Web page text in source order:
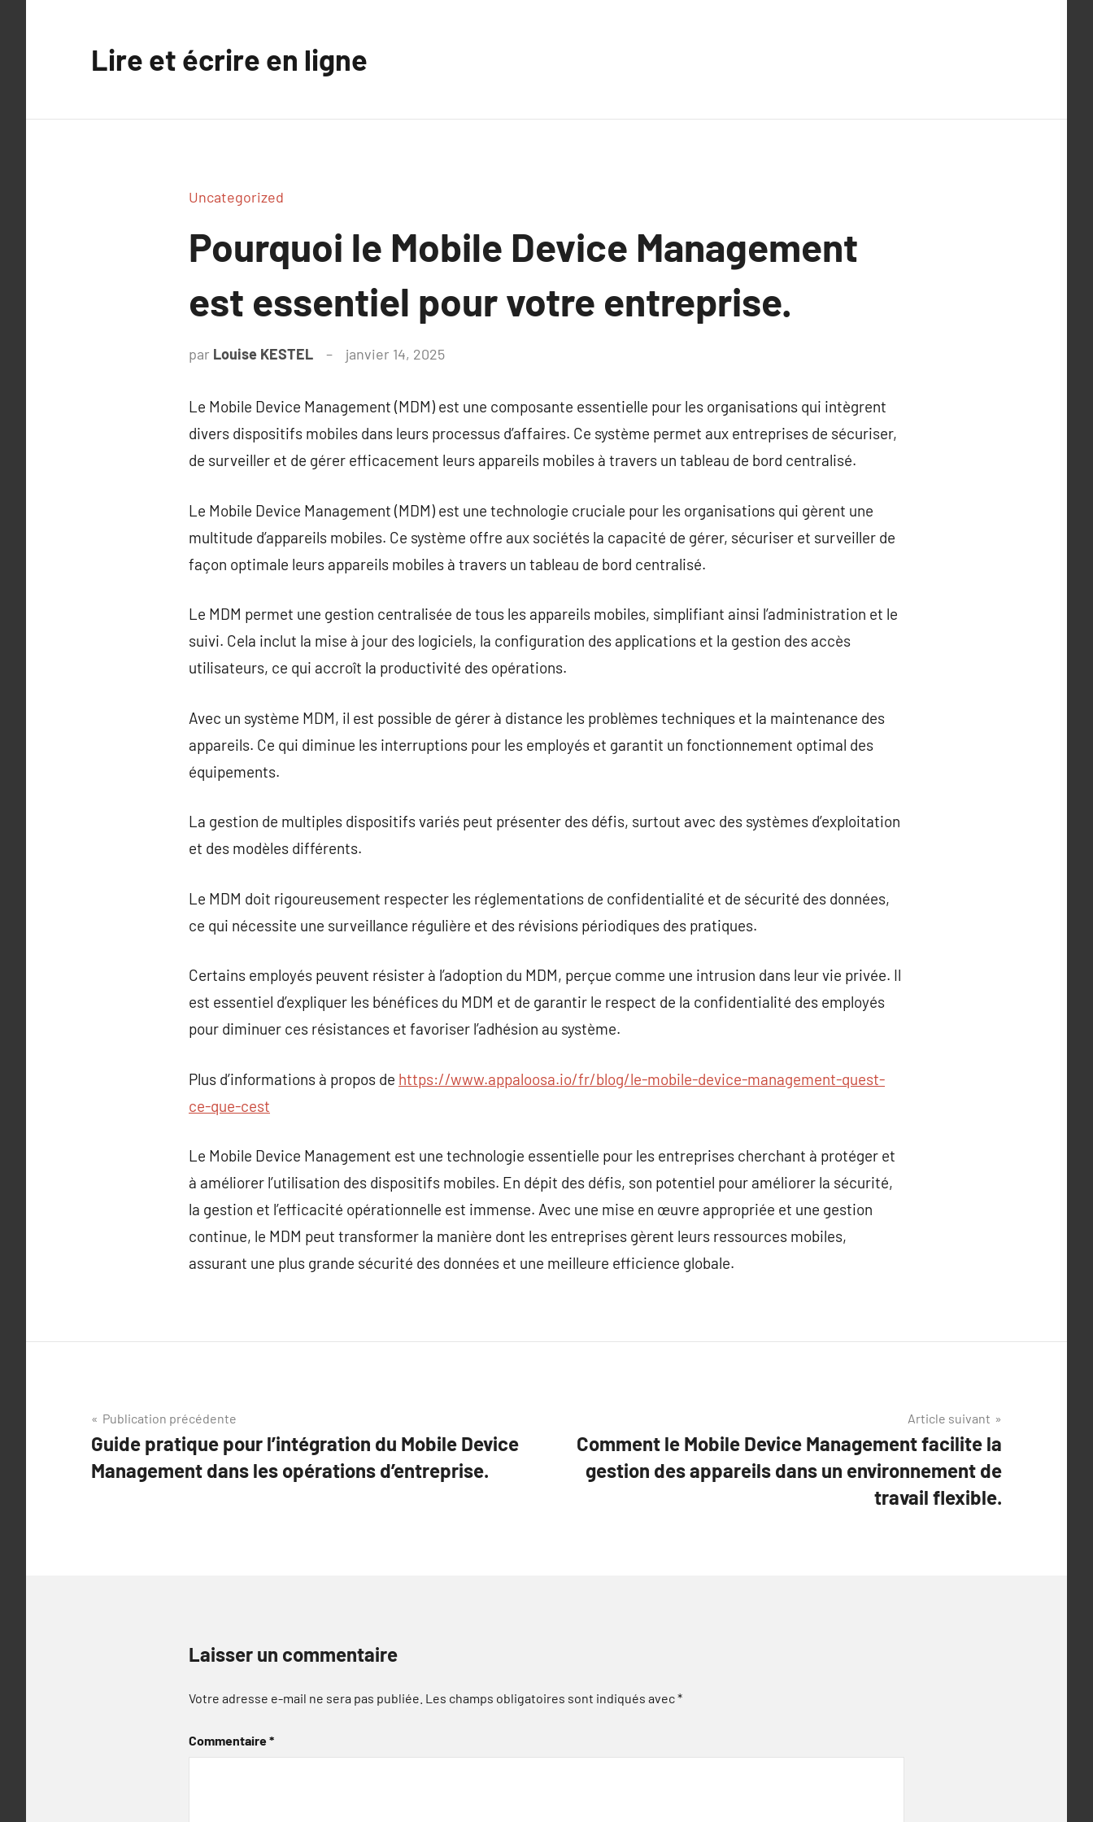
Lire et écrire en ligne
Uncategorized
Pourquoi le Mobile Device Management
est essentiel pour votre entreprise.
par Louise KESTEL janvier 14, 2025
Le Mobile Device Management (MDM) est une composante essentielle pour les organisations qui intègrent
divers dispositifs mobiles dans leurs processus d’affaires. Ce système permet aux entreprises de sécuriser,
de surveiller et de gérer efficacement leurs appareils mobiles à travers un tableau de bord centralisé.
Le Mobile Device Management (MDM) est une technologie cruciale pour les organisations qui gèrent une
multitude d’appareils mobiles. Ce système offre aux sociétés la capacité de gérer, sécuriser et surveiller de
façon optimale leurs appareils mobiles à travers un tableau de bord centralisé.
Le MDM permet une gestion centralisée de tous les appareils mobiles, simplifiant ainsi l’administration et le
suivi. Cela inclut la mise à jour des logiciels, la configuration des applications et la gestion des accès
utilisateurs, ce qui accroît la productivité des opérations.
Avec un système MDM, il est possible de gérer à distance les problèmes techniques et la maintenance des
appareils. Ce qui diminue les interruptions pour les employés et garantit un fonctionnement optimal des
équipements.
La gestion de multiples dispositifs variés peut présenter des défis, surtout avec des systèmes d’exploitation
et des modèles différents.
Le MDM doit rigoureusement respecter les réglementations de confidentialité et de sécurité des données,
ce qui nécessite une surveillance régulière et des révisions périodiques des pratiques.
Certains employés peuvent résister à l’adoption du MDM, perçue comme une intrusion dans leur vie privée. Il
est essentiel d’expliquer les bénéfices du MDM et de garantir le respect de la confidentialité des employés
pour diminuer ces résistances et favoriser l’adhésion au système.
Plus d’informations à propos de https://www.appaloosa.io/fr/blog/le-mobile-device-management-quest-
ce-que-cest
Le Mobile Device Management est une technologie essentielle pour les entreprises cherchant à protéger et
à améliorer l’utilisation des dispositifs mobiles. En dépit des défis, son potentiel pour améliorer la sécurité,
la gestion et l’efficacité opérationnelle est immense. Avec une mise en œuvre appropriée et une gestion
continue, le MDM peut transformer la manière dont les entreprises gèrent leurs ressources mobiles,
assurant une plus grande sécurité des données et une meilleure efficience globale.
Navigation
de
l’article
Publication précédente
Guide pratique pour l’intégration du Mobile Device
Management dans les opérations d’entreprise.
Article suivant
Comment le Mobile Device Management facilite la
gestion des appareils dans un environnement de
travail flexible.
Laisser un commentaire
Votre adresse e-mail ne sera pas publiée. Les champs obligatoires sont indiqués avec*
Commentaire*